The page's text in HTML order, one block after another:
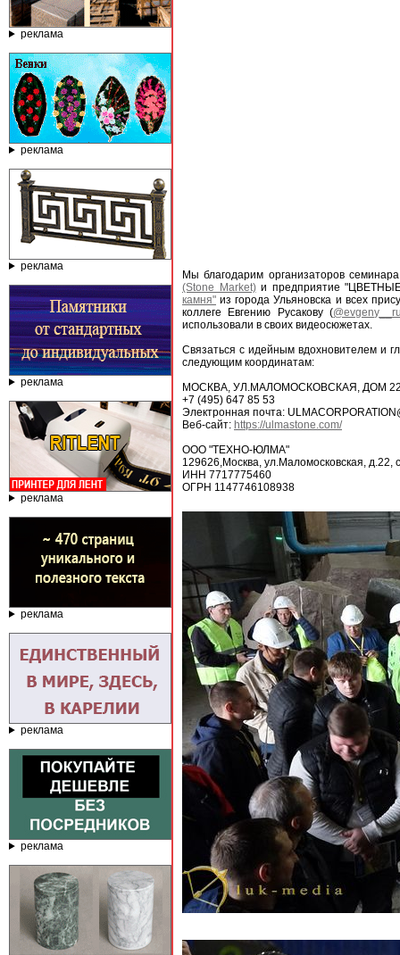
реклама
реклама
реклама
реклама
реклама
реклама
реклама
реклама
Мы благодарим организаторов
(Stone Market)и предприятие "ЦВЕТНЫЕ
камня" из города Ульяновска и всех
коллеге Евгению Русакову (
использовали в своих видеосюжетах.
Связаться с идейным вдохновителем и
следующим координатам:
МОСКВА, УЛ.МАЛОМОСКОВСКАЯ, ДОМ
+7 (495) 647 85 53
Электронная почта:
Веб-сайт: https://ulmastone.com/
ООО "ТЕХНО-ЮЛМА"
129626,Москва, ул.Маломосковская, д.22,
ИНН 7717775460
ОГРН 1147746108938